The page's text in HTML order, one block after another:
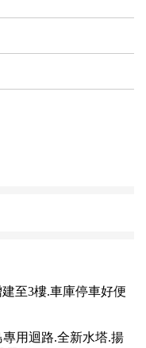
70~80 坪